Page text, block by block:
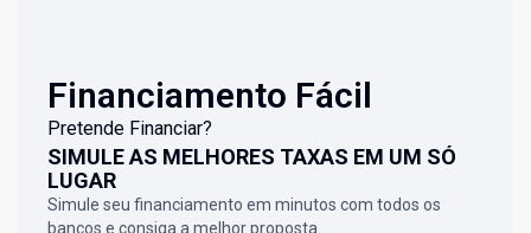
Financiamento Fácil
Pretende Financiar?
SIMULE AS MELHORES TAXAS EM UM SÓ
LUGAR
Simule seu financiamento em minutos com todos os
bancos e consiga a melhor proposta.